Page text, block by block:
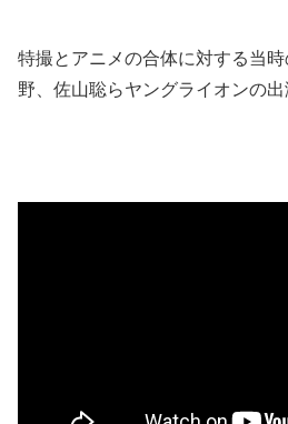
特撮とアニメの合体に対する当
野、佐山聡らヤングライオンの出